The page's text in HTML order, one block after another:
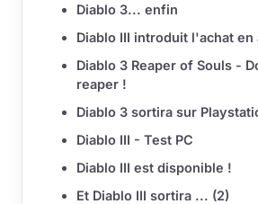
Diablo 3... enfin
Diablo III introduit l'achat en
Diablo 3 Reaper of Souls -
reaper !
Diablo 3 sortira sur
Diablo III - Test PC
Diablo III est disponible !
Et Diablo III sortira ... (2)